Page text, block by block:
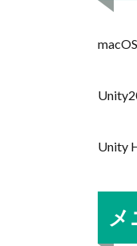
Unity
メ